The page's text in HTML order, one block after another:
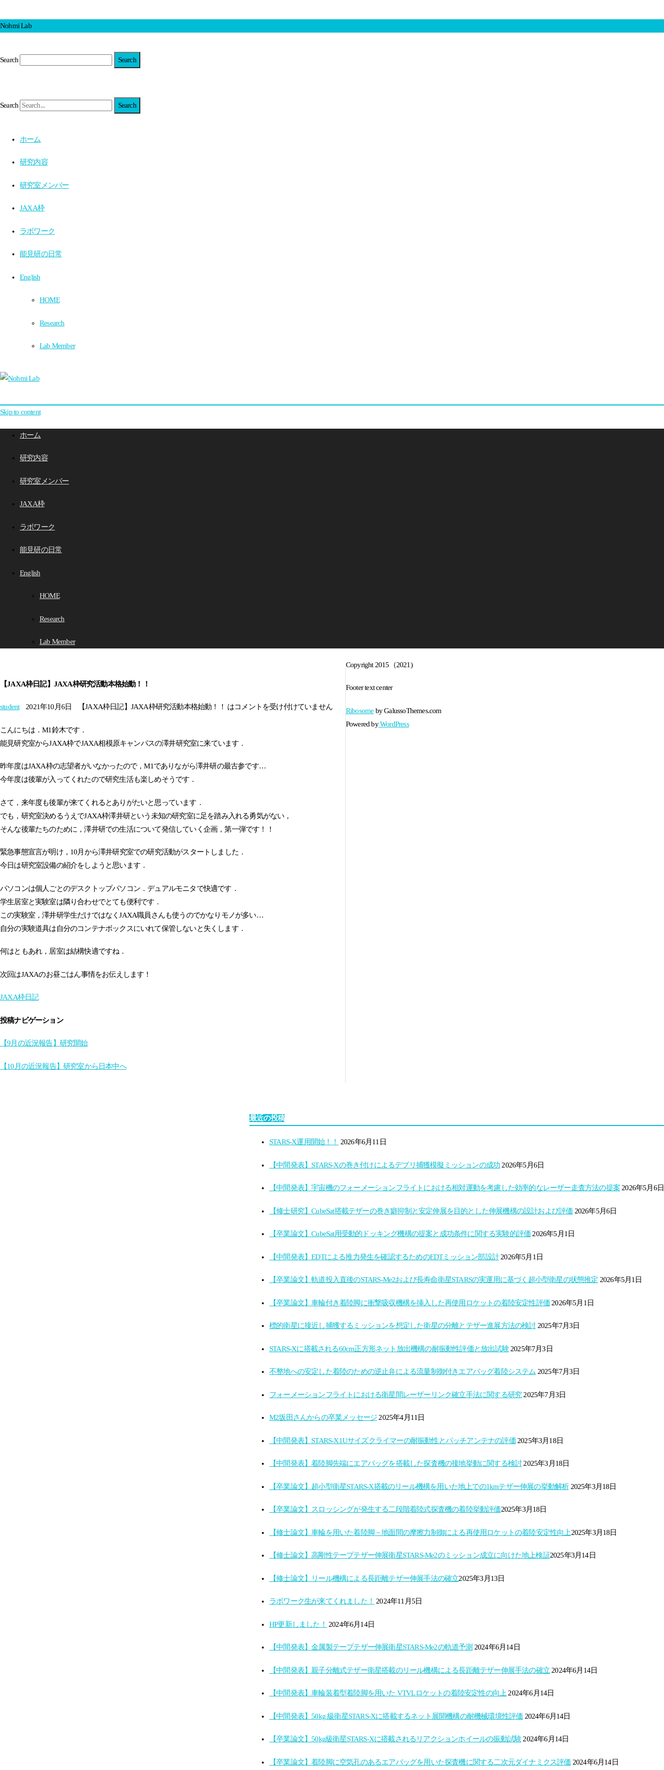
Nohmi Lab
Search
Search
ホーム
研究内容
研究室メンバー
JAXA枠
ラボワーク
能見研の日常
English
HOME
Research
Lab Member
Skip to content
ホーム
研究内容
研究室メンバー
JAXA枠
ラボワーク
能見研の日常
English
HOME
Research
Lab Member
【JAXA枠日記】JAXA枠研究活動本格始動！！
student 2021年10月6日 【JAXA枠日記】JAXA枠研究活動本格始動！！ はコメントを受け付けていません
こんにちは．M1鈴木です．
能見研究室からJAXA枠でJAXA相模原キャンパスの澤井研究室に来ています．
昨年度はJAXA枠の志望者がいなかったので，M1でありながら澤井研の最古参です…
今年度は後輩が入ってくれたので研究生活も楽しめそうです．
さて，来年度も後輩が来てくれるとありがたいと思っています．
でも，研究室決めるうえでJAXA枠澤井研という未知の研究室に足を踏み入れる勇気がない，
そんな後輩たちのために，澤井研での生活について発信していく企画，第一弾です！！
緊急事態宣言が明け，10月から澤井研究室での研究活動がスタートしました．
今日は研究室設備の紹介をしようと思います．
パソコンは個人ごとのデスクトップパソコン．デュアルモニタで快適です．
学生居室と実験室は隣り合わせでとても便利です．
この実験室，澤井研学生だけではなくJAXA職員さんも使うのでかなりモノが多い…
自分の実験道具は自分のコンテナボックスにいれて保管しないと失くします．
何はともあれ，居室は結構快適ですね．
次回はJAXAのお昼ごはん事情をお伝えします！
JAXA枠日記
投稿ナビゲーション
【9月の近況報告】研究開始
【10月の近況報告】研究室から日本中へ
最近の投稿
STARS-X運用開始！！ 2026年6月11日
【中間発表】STARS-Xの巻き付けによるデブリ捕獲模擬ミッションの成功 2026年5月6日
【中間発表】宇宙機のフォーメーションフライトにおける相対運動を考慮した効率的なレーザー走査方法の提案 2026年5月6日
【修士研究】CubeSat搭載テザーの巻き癖抑制と安定伸展を目的とした伸展機構の設計および評価 2026年5月6日
【卒業論文】CubeSat用受動的ドッキング機構の提案と成功条件に関する実験的評価 2026年5月1日
【中間発表】EDTによる推力発生を確認するためのEDTミッション部設計 2026年5月1日
【卒業論文】軌道投入直後のSTARS-Me2および長寿命衛星STARSの実運用に基づく超小型衛星の状態推定 2026年5月1日
【卒業論文】車輪付き着陸脚に衝撃吸収機構を挿入した再使用ロケットの着陸安定性評価 2026年5月1日
標的衛星に接近し捕獲するミッションを想定した衛星の分離とテザー進展方法の検討 2025年7月3日
STARS-Xに搭載される60cm正方形ネット放出機構の耐振動性評価と放出試験 2025年7月3日
不整地への安定した着陸のための逆止弁による流量制御付きエアバッグ着陸システム 2025年7月3日
フォーメーションフライトにおける衛星間レーザーリンク確立手法に関する研究 2025年7月3日
M2坂田さんからの卒業メッセージ 2025年4月11日
【中間発表】STARS-X1Uサイズクライマーの耐振動性とパッチアンテナの評価 2025年3月18日
【中間発表】着陸脚先端にエアバッグを搭載した探査機の接地挙動に関する検討 2025年3月18日
【卒業論文】超小型衛星STARS-X搭載のリール機構を用いた地上での1kmテザー伸展の挙動解析 2025年3月18日
【卒業論文】スロッシングが発生する​二段階着陸式探査機の着陸挙動評価​2025年3月18日
【修士論文】車輪を用いた着陸脚－地面間の摩擦力制御による再使用ロケットの着陸安定性向上​2025年3月18日
【修士論文】高剛性テープテザー伸展衛星STARS-Me2の​ミッション成立に向けた地上検証​2025年3月14日
【修士論文】リール機構による長距離テザー伸展手法の確立​2025年3月13日
ラボワーク生が来てくれました！ 2024年11月5日
HP更新しました！ 2024年6月14日
【中間発表】金属製テープテザー伸展衛星STARS-Me2の軌道予測 2024年6月14日
【中間発表】親子分離式テザー衛星搭載のリール機構による長距離テザー伸展手法の確立 2024年6月14日
【中間発表】車輪装着型着陸脚を用いた VTVLロケットの着陸安定性の向上 2024年6月14日
【中間発表】50kg 級衛星STARS-Xに搭載するネット展開機構の耐機械環境性評価 2024年6月14日
【卒業論文】50kg級衛星STARS-Xに搭載されるリアクションホイールの振動試験 2024年6月14日
【卒業論文】着陸脚に空気孔のあるエアバッグを用いた探査機に関する二次元ダイナミクス評価 2024年6月14日
Copyright 2015（2021)
Footer text center
Ribosome by GalussoThemes.com
Powered byWordPress